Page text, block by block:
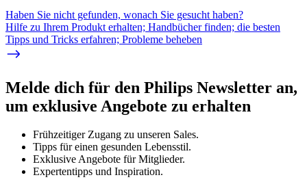
Haben Sie nicht gefunden, wonach Sie gesucht haben?
Hilfe zu Ihrem Produkt erhalten; Handbücher finden; die besten
Tipps und Tricks erfahren; Probleme beheben
Melde dich für den Philips Newsletter an,
um exklusive Angebote zu erhalten
Frühzeitiger Zugang zu unseren Sales.
Tipps für einen gesunden Lebensstil.
Exklusive Angebote für Mitglieder.
Expertentipps und Inspiration.